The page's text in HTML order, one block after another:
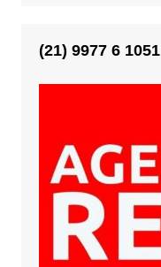
(21) 9977 6 1051